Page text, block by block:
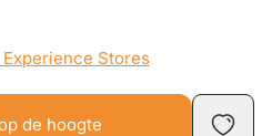
Experience Stores
de hoogte